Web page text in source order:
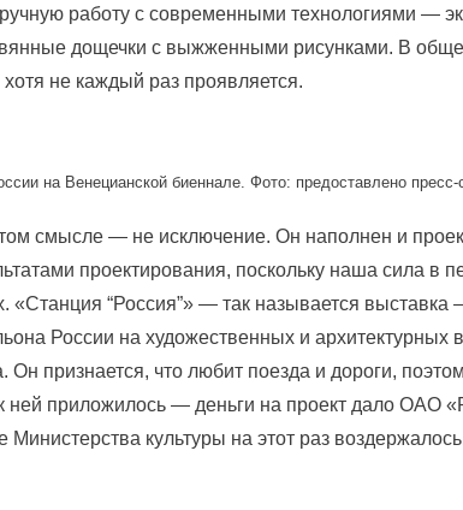
работу с современными технологиями —
дощечки с выжженными рисунками. В
не каждый раз проявляется.
на Венецианской биеннале. Фото: предоставлено
смысле — не исключение. Он наполнен и
проектирования, поскольку наша сила в
«Станция “Россия”» — так называется
России на художественных и архитектурных
Он признается, что любит поезда и дороги,
ней приложилось — деньги на проект дало ОАО
Министерства культуры на этот раз